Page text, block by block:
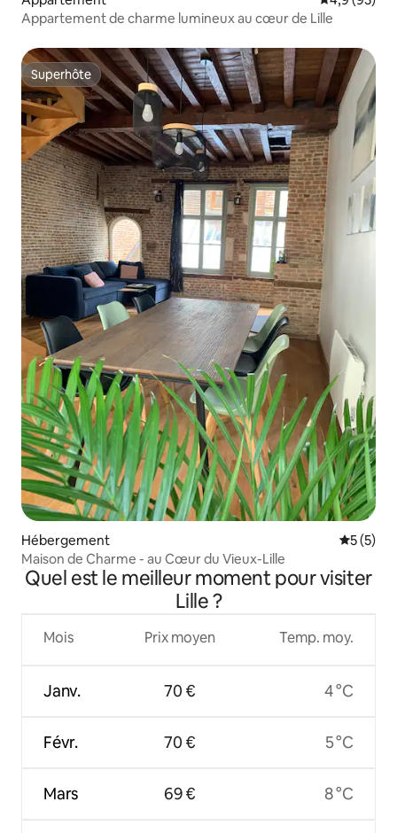
Appartement de charme lumineux au cœur de Lille
Superhôte
Superhôte
Hébergement
5 (5)
Maison de Charme - au Cœur du Vieux-Lille
Quel est le meilleur moment pour visiter
Lille ?
Mois
Janv.
Févr.
Mars
Prix moyen
70 €
70 €
69 €
Temp. moy.
4 °C
5 °C
8 °C